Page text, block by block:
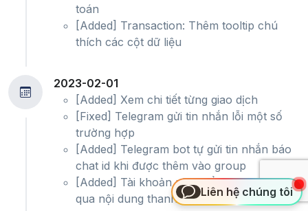
toán
[Added] Transaction: Thêm tooltip chú
thích các cột dữ liệu
2023-02-01
[Added] Xem chi tiết từng giao dịch
[Fixed] Telegram gửi tin nhắn lỗi một số
trường hợp
[Added] Telegram bot tự gửi tin nhắn báo
chat id khi được thêm vào group
[Added] Tài khoản phụ: Bổ sung nhận diện
qua nội dung thanh toánLiên hệ chúng tôi